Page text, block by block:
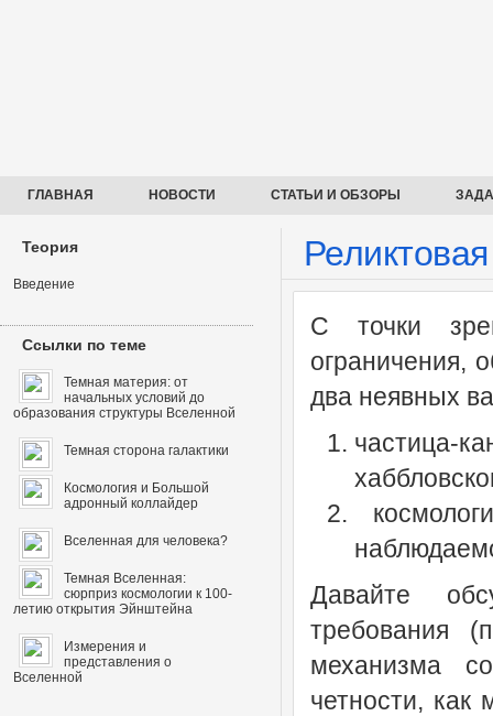
ГЛАВНАЯ НОВОСТИ СТАТЬИ И ОБЗОРЫ
С точки
ограничения,
два неявных
частица-
Давайте
требования
механизма
четности,
Теория
Введение
Ссылки по теме
Темная материя: от
начальных условий до
образования структуры Вселенной
Темная сторона галактики
Космология и Большой
адронный коллайдер
Вселенная для человека?
Темная Вселенная:
сюрприз космологии к 100-
летию открытия Эйнштейна
Измерения и
представления о
Вселенной